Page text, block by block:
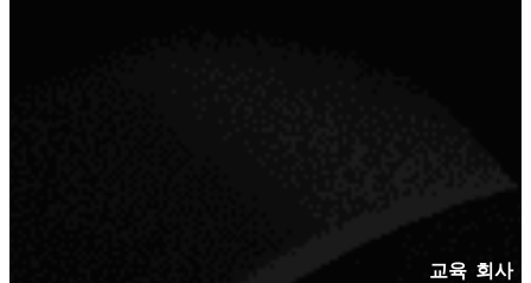
교육 회사